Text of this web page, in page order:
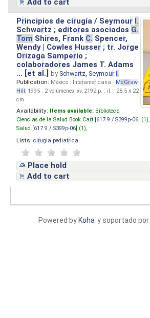
Add to cart
Principios de cirugía / Seymour I.
Schwartz ; editores asociados G.
Tom Shires, Frank C. Spencer,
Wendy | Cowles Husser ; tr. Jorge
Orizaga Samperio ;
colaboradores James T. Adams
... [et al.]by Schwartz, Seymour I.
Publication: México : Interamericana - McGraw-
Hill, 1995 . 2 volúmenes, xv, 2192 p. : il. ; 28.5 x 22
cm.
Availability: Items available: Biblioteca
Ciencias de la Salud Book Cart [ 617.9 / S399p-06 ] (1),
Salud [ 617.9 / S399p-06 ] (1),
Lists: cirugia pediatrica
Place hold
Add to cart
y soportado por
Powered by Koha